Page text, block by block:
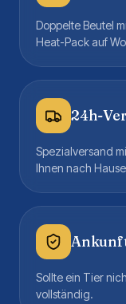
Doppelte Beutel
Heat-Pack auf
24h-
Spezialversand
Ihnen nach
Sollte ein Tier
vollständig.